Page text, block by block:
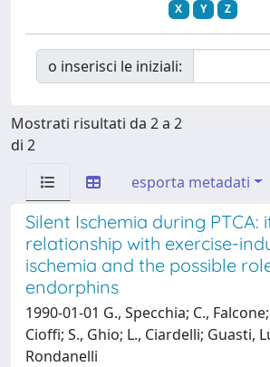
X
Y Z
o inserisci le iniziali:
Mostrati risultati da 2 a 2
di 2
esporta metadati
Silent Ischemia during PTCA:
relationship with exercise-
ischemia and the possible
endorphins
1990-01-01 G., Specchia; C.,
Cioffi; S., Ghio; L., Ciardelli; Guasti,
Rondanelli